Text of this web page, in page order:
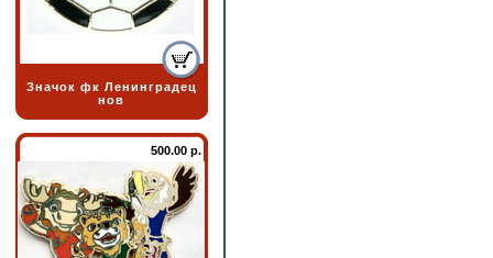
Значок фк Ленинградец
нов
500.00 р.